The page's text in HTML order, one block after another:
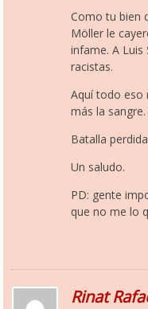
Como tu bien
Möller le
infame. A Luis
racistas.
Aquí todo eso
más la
Batalla
Un saludo.
PD: gente
que no me lo
Rinat